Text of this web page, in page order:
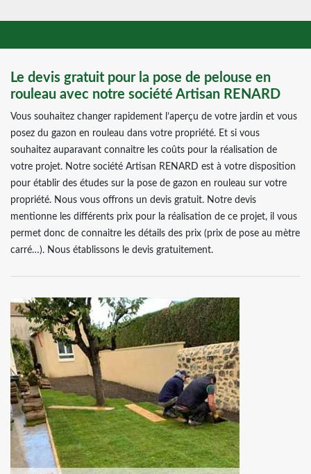
Le devis gratuit pour la pose de pelouse en
rouleau avec notre société Artisan RENARD
Vous souhaitez changer rapidement l’aperçu de votre jardin et vous
posez du gazon en rouleau dans votre propriété. Et si vous
souhaitez auparavant connaitre les coûts pour la réalisation de
votre projet. Notre société Artisan RENARD est à votre disposition
pour établir des études sur la pose de gazon en rouleau sur votre
propriété. Nous vous offrons un devis gratuit. Notre devis
mentionne les différents prix pour la réalisation de ce projet, il vous
permet donc de connaitre les détails des prix (prix de pose au mètre
carré…). Nous établissons le devis gratuitement.